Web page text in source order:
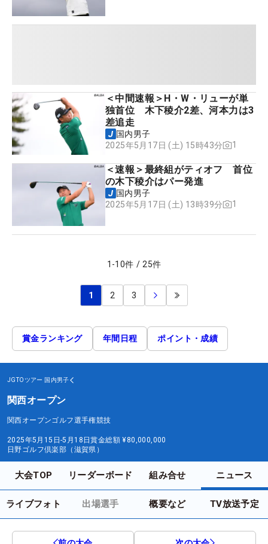
＜中間速報＞H・W・リューが単
独首位 木下稜介2差、河本力は3
差追走
国内男子
2025年5月17日 (土) 15時43分
1
＜速報＞最終組がティオフ 首位
の木下稜介はパー発進
国内男子
2025年5月17日 (土) 13時39分
1
1 -10件 / 25件
1 2 3
賞金ランキング 年間日程 ポイント・成績
JGTOツアー 国内男子
関西オープン
関西オープンゴルフ選手権競技
2025年5月15日-5月18日賞金総額 ¥80,000,000
日野ゴルフ倶楽部（滋賀県）
大会TOP リーダーボード 組み合せ ニュース
ライブフォト 出場選手 概要など TV放送予定